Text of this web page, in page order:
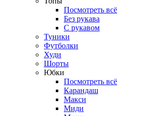
Посмотреть всё
Без рукава
С рукавом
Туники
Футболки
Худи
Шорты
Юбки
Посмотреть всё
Карандаш
Макси
Миди